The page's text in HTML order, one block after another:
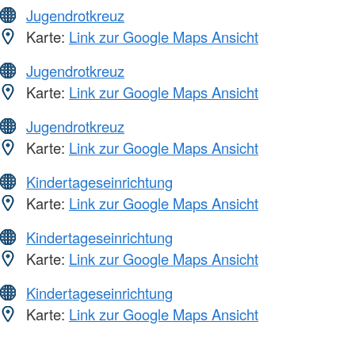
Jugendrotkreuz
Karte: Link zur Google Maps Ansicht
Jugendrotkreuz
Karte: Link zur Google Maps Ansicht
Jugendrotkreuz
Karte: Link zur Google Maps Ansicht
Kindertageseinrichtung
Karte: Link zur Google Maps Ansicht
Kindertageseinrichtung
Karte: Link zur Google Maps Ansicht
Kindertageseinrichtung
Karte: Link zur Google Maps Ansicht